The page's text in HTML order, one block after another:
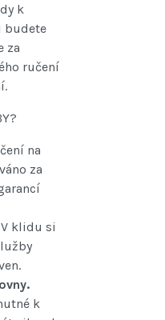
k
budete
za
ručení
na
za
V klidu si
k